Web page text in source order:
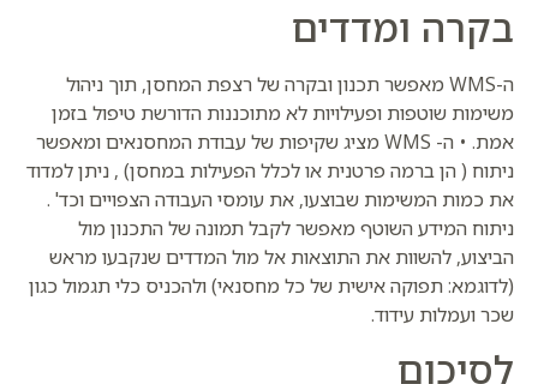
בקרה ומדדים
ה-WMS מאפשר תכנון ובקרה של רצפת המחסן, תוך ניהול
משימות שוטפות ופעילויות לא מתוכננות הדורשת טיפול בזמן
אמת. • ה- WMS מציג שקיפות של עבודת המחסנאים ומאפשר
ניתוח ( הן ברמה פרטנית או לכלל הפעילות במחסן) , ניתן למדוד
את כמות המשימות שבוצעו, את עומסי העבודה הצפויים וכד' .
ניתוח המידע השוטף מאפשר לקבל תמונה של התכנון מול
הביצוע, להשוות את התוצאות אל מול המדדים שנקבעו מראש
(לדוגמא: תפוקה אישית של כל מחסנאי) ולהכניס כלי תגמול כגון
שכר ועמלות עידוד.
לסיכום